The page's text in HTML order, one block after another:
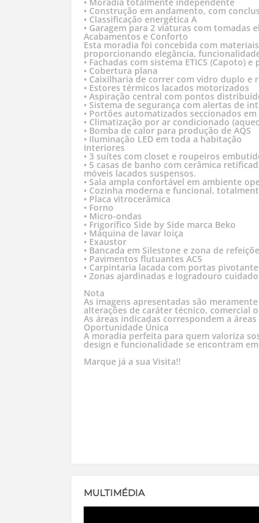
• Construção em andamento, com
• Classificação energética A
• Garagem para 2 viaturas com
Acabamentos e Conforto
Esta moradia foi concebida com
proporcionando elegância,
• Fachadas com sistema ETICS (Capoto)
• Cobertura plana
• Caixilharia de correr com vidro duplo e
• Estores térmicos lacados motorizados
• Aspiração central com pontos
• Sistema de segurança com alertas de
• Portões automatizados seccionados
• Climatização por ar condicionado
• Bomba de calor para produção de AQS
• Iluminação LED em toda a habitação
Interiores
• 3 suítes com closet e roupeiros
• 5 casas de banho com cerâmica
móveis lacados suspensos.
• Sala ampla confortável em ambiente
• Cozinha moderna e funcional,
• Placa vitrocerâmica
• Forno
• Micro-ondas
• Frigorífico Side by Side marca Beko
• Máquina de lavar loiça
• Exaustor
• Bancada em Silestone e zona de
• Pavimentos flutuantes AC5
• Carpintaria lacada com portas
• Zonas ajardinadas e logradouro
Nota
As imagens apresentadas são
alterações de caráter técnico, comercial
As áreas indicadas correspondem a
Oportunidade Única
A moradia perfeita para quem valoriza
design e funcionalidade se encontram
Marque já a sua Visita!!
MULTIMÉDIA